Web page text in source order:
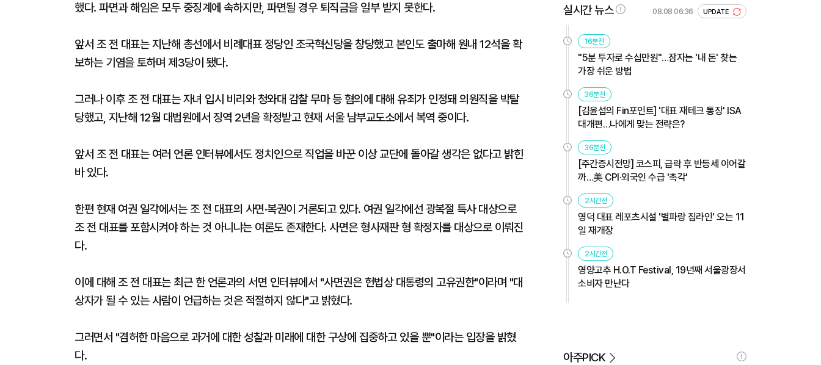
했다. 파면과 해임은 모두 중징계에 속하지만, 파면될 경우 퇴직금을 일부 받지 못한다.
앞서 조 전 대표는 지난해 총선에서 비례대표 정당인 조국혁신당을 창당했고 본인도 출마해 원내 12석을 확
보하는 기염을 토하며 제3당이 됐다.
그러나 이후 조 전 대표는 자녀 입시 비리와 청와대 감찰 무마 등 혐의에 대해 유죄가 인정돼 의원직을 박탈
당했고, 지난해 12월 대법원에서 징역 2년을 확정받고 현재 서울 남부교도소에서 복역 중이다.
앞서 조 전 대표는 여러 언론 인터뷰에서도 정치인으로 직업을 바꾼 이상 교단에 돌아갈 생각은 없다고 밝힌
바 있다.
한편 현재 여권 일각에서는 조 전 대표의 사면·복권이 거론되고 있다. 여권 일각에선 광복절 특사 대상으로
조 전 대표를 포함시켜야 하는 것 아니냐는 여론도 존재한다. 사면은 형사재판 형 확정자를 대상으로 이뤄진
다.
이에 대해 조 전 대표는 최근 한 언론과의 서면 인터뷰에서 "사면권은 헌법상 대통령의 고유권한"이라며 "대
상자가 될 수 있는 사람이 언급하는 것은 적절하지 않다"고 밝혔다.
그러면서 "겸허한 마음으로 과거에 대한 성찰과 미래에 대한 구상에 집중하고 있을 뿐"이라는 입장을 밝혔
다.
실시간 뉴스 08.08 06:36 UPDATE
16분전
"5분 투자로 수십만원"…잠자는 '내 돈' 찾는
가장 쉬운 방법
36분전
[김윤섭의 Fin포인트] '대표 재테크 통장' ISA
대개편…나에게 맞는 전략은?
36분전
[주간증시전망] 코스피, 급락 후 반등세 이어갈
까…美 CPI·외국인 수급 '촉각'
2시간전
영덕 대표 레포츠시설 '별파랑 집라인' 오는 11
일 재개장
2시간전
영양고추 H.O.T Festival, 19년째 서울광장서
소비자 만난다
아주PICK